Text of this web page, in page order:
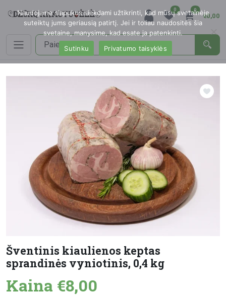
0 0
€0,00
Šventinis kiaulienos keptas
sprandinės vyniotinis, 0,4 kg
Kaina €8,00
Naudojame slapukus siekdami užtikrinti, kad mūsų svetainėje
suteiktų jums geriausią patirtį. Jei ir toliau naudositės šia
svetaine, manysime, kad esate ja patenkinti.
Sutinku
Privatumo taisyklės